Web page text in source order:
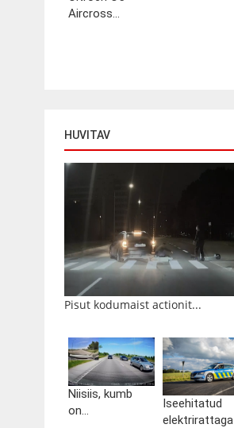
Aircross...
HUVITAV
Pisut kodumaist actionit...
Niisiis, kumb
on...
Iseehitatud
elektrirattaga